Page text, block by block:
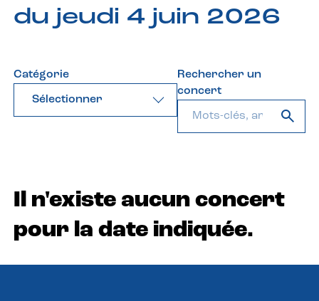
du jeudi 4 juin 2026
Catégorie
Sélectionner
Rechercher un
concert
Il n'existe aucun concert
pour la date indiquée.